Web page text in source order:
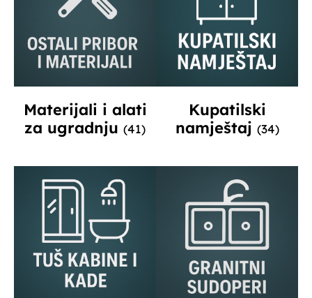
Materijali i alati
za ugradnju (41)
Kupatilski
namještaj (34)